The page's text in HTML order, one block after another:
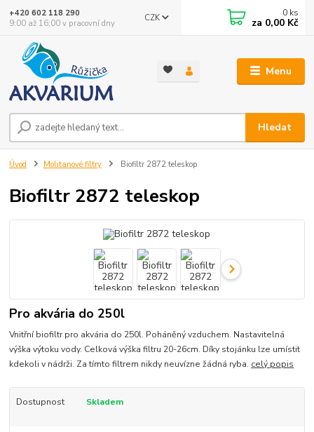
Menu
CZK
Hledat
+420 602 118 290
9:00 až 16:00 v pracovní dny
0 ks
za 0,00 Kč
Úvod Molitanové filtry Biofiltr 2872 teleskop
Biofiltr 2872 teleskop
Pro akvária do 250l
Vnitřní biofiltr pro akvária do 250l. Poháněný vzduchem. Nastavitelná
výška výtoku vody. Celková výška filtru 20-26cm. Díky stojánku lze umístit
kdekoli v nádrži. Za tímto filtrem nikdy neuvízne žádná ryba. celý popis
Dostupnost Skladem